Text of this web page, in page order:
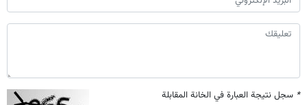
* سجل نتيجة العبارة في الخانة المقابلة